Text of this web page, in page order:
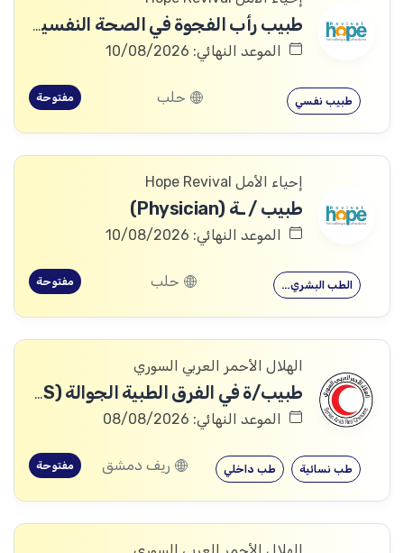
طبيب رأب الفجوة في الصحة النفسية (mhGAP Doctor)
الموعد النهائي: 10/08/2026
طبيب نفسي حلب مفتوحة
إحياء الأمل Hope Revival
طبيب / ـة (Physician)
الموعد النهائي: 10/08/2026
الطب البشري… حلب مفتوحة
الهلال الأحمر العربي السوري
طبيب/ة في الفرق الطبية الجوالة (691HRS)
الموعد النهائي: 08/08/2026
طب داخلي طب نسائية ريف دمشق مفتوحة